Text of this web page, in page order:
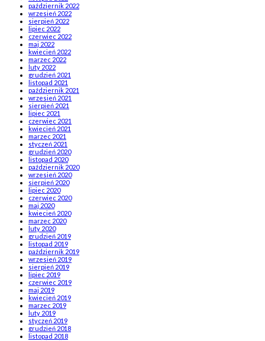
październik 2022
wrzesień 2022
sierpień 2022
lipiec 2022
czerwiec 2022
maj 2022
kwiecień 2022
marzec 2022
luty 2022
grudzień 2021
listopad 2021
październik 2021
wrzesień 2021
sierpień 2021
lipiec 2021
czerwiec 2021
kwiecień 2021
marzec 2021
styczeń 2021
grudzień 2020
listopad 2020
październik 2020
wrzesień 2020
sierpień 2020
lipiec 2020
czerwiec 2020
maj 2020
kwiecień 2020
marzec 2020
luty 2020
grudzień 2019
listopad 2019
październik 2019
wrzesień 2019
sierpień 2019
lipiec 2019
czerwiec 2019
maj 2019
kwiecień 2019
marzec 2019
luty 2019
styczeń 2019
grudzień 2018
listopad 2018